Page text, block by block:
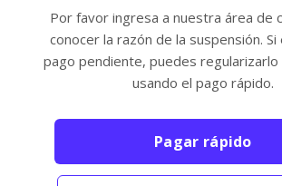
Por favor ingresa a nuestra área de
conocer la razón de la suspensión.
pago pendiente, puedes
usando el pago rápido.
Pagar rápido